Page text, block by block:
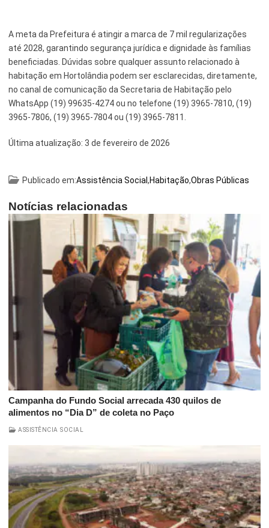
A meta da Prefeitura é atingir a marca de 7 mil regularizações
até 2028, garantindo segurança jurídica e dignidade às famílias
beneficiadas. Dúvidas sobre qualquer assunto relacionado à
habitação em Hortolândia podem ser esclarecidas, diretamente,
no canal de comunicação da Secretaria de Habitação pelo
WhatsApp (19) 99635-4274 ou no telefone (19) 3965-7810, (19)
3965-7806, (19) 3965-7804 ou (19) 3965-7811.
Última atualização: 3 de fevereiro de 2026
Publicado em:Assistência Social,Habitação,Obras Públicas
Notícias relacionadas
Campanha do Fundo Social arrecada 430 quilos de
alimentos no “Dia D” de coleta no Paço
ASSISTÊNCIA SOCIAL